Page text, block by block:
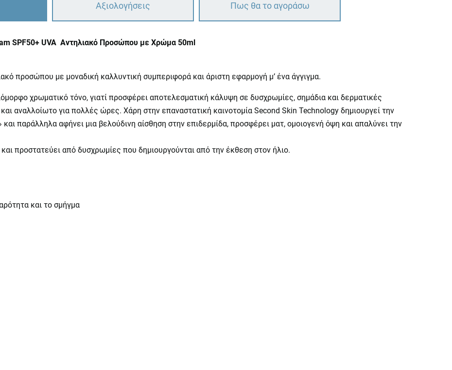
Αξιολογήσεις Πως θα το αγοράσω
SPF50+ UVA Αντηλιακό Προσώπου με Χρώμα 50ml
προσώπου με μοναδική καλλυντική συμπεριφορά και άριστη εφαρμογή μ’ ένα άγγιγμα.
χρωματικό τόνο, γιατί προσφέρει αποτελεσματική κάλυψη σε δυσχρωμίες, σημάδια και δερματικές
αναλλοίωτο για πολλές ώρες. Χάρη στην επαναστατική καινοτομία Second Skin Technology δημιουργεί την
παράλληλα αφήνει μια βελούδινη αίσθηση στην επιδερμίδα, προσφέρει ματ, ομοιογενή όψη και απαλύνει την
προστατεύει από δυσχρωμίες που δημιουργούνται από την έκθεση στον ήλιο.
και το σμήγμα